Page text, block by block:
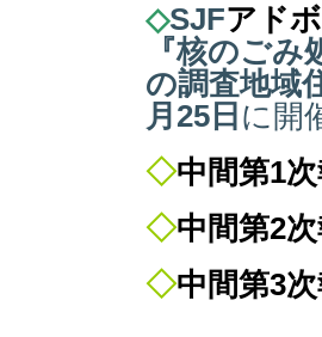
◇SJFアド
『核のごみ
の調査地域
月25日 に開
◇中間第1
◇中間第2
◇中間第3